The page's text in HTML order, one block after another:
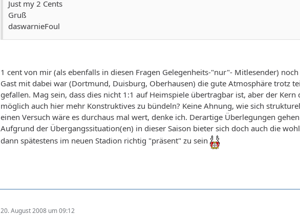
Just my 2 Cents
Gruß
daswarnieFoul
1 cent von mir (als ebenfalls in diesen Fragen Gelegenheits-"nur"- Mitlesender)
Gast mit dabei war (Dortmund, Duisburg, Oberhausen) die gute Atmosphäre trotz
gefallen. Mag sein, dass dies nicht 1:1 auf Heimspiele übertragbar ist, aber der
möglich auch hier mehr Konstruktives zu bündeln? Keine Ahnung, wie sich
einen Versuch wäre es durchaus mal wert, denke ich. Derartige Überlegungen
Aufgrund der Übergangssituation(en) in dieser Saison bieter sich doch auch die
dann spätestens im neuen Stadion richtig "präsent" zu sein
20. August 2008 um 09:12